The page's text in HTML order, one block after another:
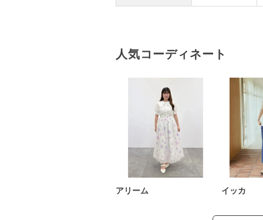
人気コーディネート
アリーム イッカ